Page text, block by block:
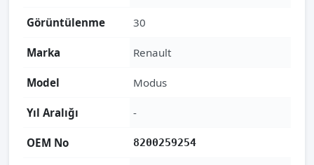
Görüntülenme 30
Marka Renault
Model Modus
Yıl Aralığı -
OEM No 8200259254